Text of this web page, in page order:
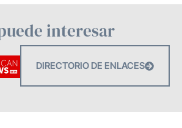
interesar
DIRECTORIO DE ENLACES